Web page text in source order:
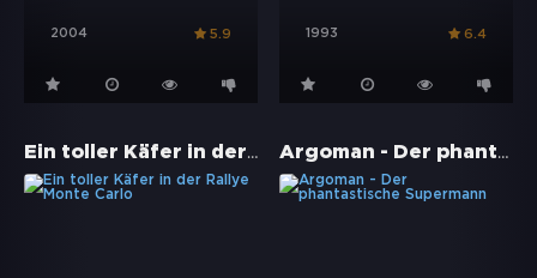
2004 5.9 1993 6.4
Ein toller Käfer in der Rallye Monte Carlo Argoman - Der phantastische Supermann